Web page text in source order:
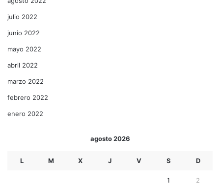
julio 2022
junio 2022
mayo 2022
abril 2022
marzo 2022
febrero 2022
enero 2022
agosto 2026
L M X J V S D
1 2